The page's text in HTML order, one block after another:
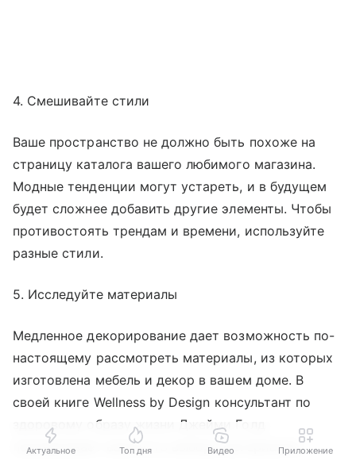
4. Смешивайте стили
Ваше пространство не должно быть похоже на
страницу каталога вашего любимого магазина.
Модные тенденции могут устареть, и в будущем
будет сложнее добавить другие элементы. Чтобы
противостоять трендам и времени, используйте
разные стили.
5. Исследуйте материалы
Медленное декорирование дает возможность по-
настоящему рассмотреть материалы, из которых
изготовлена мебель и декор в вашем доме. В
своей книге Wellness by Design консультант по
здоровому образу жизни Джейми Голд
подчеркивает важность выбора материалов.
Актуальное Топ дня Видео Приложение